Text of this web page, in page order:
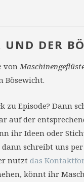
UND DER
von
Bösewicht.
zu Episode? Dann
auf der
ihr Ideen oder
dann schreibt uns
nutztdas
könnt ihr